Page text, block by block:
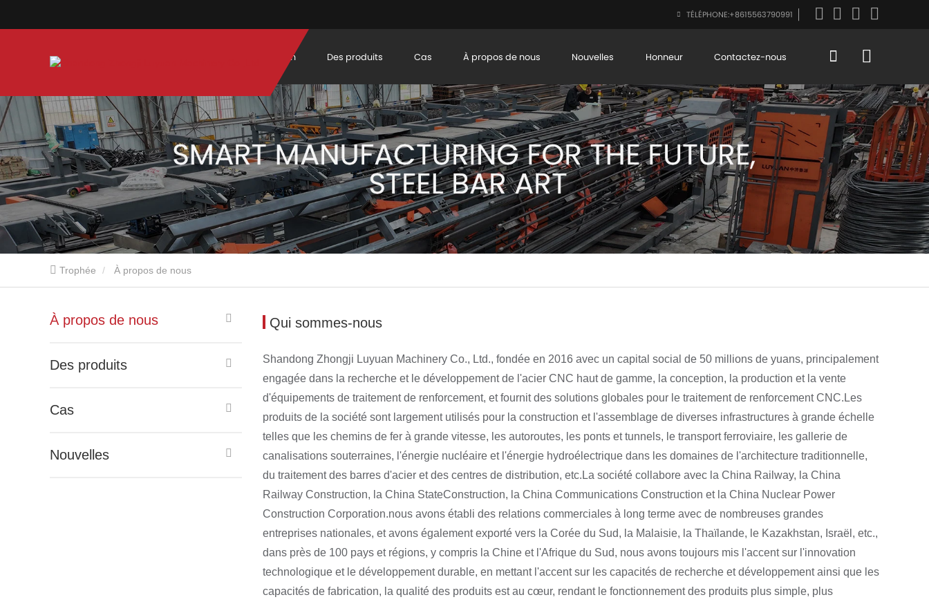
TÉLÉPHONE:+8615563790991
Maison Des produits Cas À propos de nous Nouvelles Honneur Contactez-nous
Trophée À propos de nous
À propos de nous
Des produits
Cas
Nouvelles
Qui sommes-nous
Shandong Zhongji Luyuan Machinery Co., Ltd., fondée en 2016 avec un capital social de 50 millions de yuans, principalement
engagée dans la recherche et le développement de l'acier CNC haut de gamme, la conception, la production et la vente
d'équipements de traitement de renforcement, et fournit des solutions globales pour le traitement de renforcement CNC.Les
produits de la société sont largement utilisés pour la construction et l'assemblage de diverses infrastructures à grande échelle
telles que les chemins de fer à grande vitesse, les autoroutes, les ponts et tunnels, le transport ferroviaire, les gallerie de
canalisations souterraines, l'énergie nucléaire et l'énergie hydroélectrique dans les domaines de l'architecture traditionnelle,
du traitement des barres d'acier et des centres de distribution, etc.La société collabore avec la China Railway, la China
Railway Construction, la China StateConstruction, la China Communications Construction et la China Nuclear Power
Construction Corporation.nous avons établi des relations commerciales à long terme avec de nombreuses grandes
entreprises nationales, et avons également exporté vers la Corée du Sud, la Malaisie, la Thaïlande, le Kazakhstan, Israël, etc.,
dans près de 100 pays et régions, y compris la Chine et l'Afrique du Sud, nous avons toujours mis l'accent sur l'innovation
technologique et le développement durable, en mettant l'accent sur les capacités de recherche et développement ainsi que les
capacités de fabrication, la qualité des produits est au cœur, rendant le fonctionnement des produits plus simple, plus